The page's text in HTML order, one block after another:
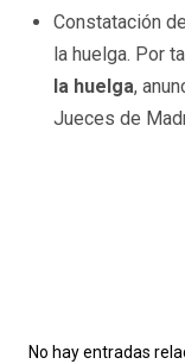
Constatación
la huelga. Por
la huelga,
Jueces de
No hay entradas